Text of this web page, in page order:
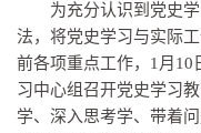
为充分认识到党史学
法，将党史学习与实际
前各项重点工作，1月10
习中心组召开党史学习
学、深入思考学、带着